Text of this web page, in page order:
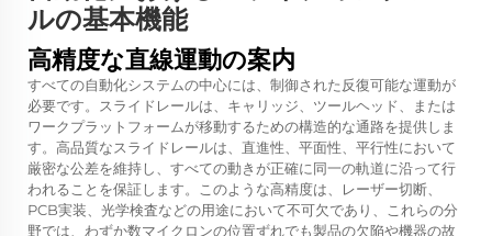
ルの基本機能
高精度な直線運動の案内
すべての自動化システムの中心には、制御された反復可能な運動が
必要です。スライドレールは、キャリッジ、ツールヘッド、または
ワークプラットフォームが移動するための構造的な通路を提供しま
す。高品質なスライドレールは、直進性、平面性、平行性において
厳密な公差を維持し、すべての動きが正確に同一の軌道に沿って行
われることを保証します。このような高精度は、レーザー切断、
PCB実装、光学検査などの用途において不可欠であり、これらの分
野では、わずか数マイクロンの位置ずれでも製品の欠陥や機器の故